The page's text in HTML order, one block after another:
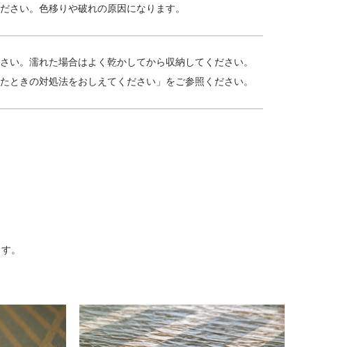
さい。色移りや破れの原因になります。
い。濡れた場合はよく乾かしてから収納してください。
ときの対処法をおしえてください」をご参照ください。
。